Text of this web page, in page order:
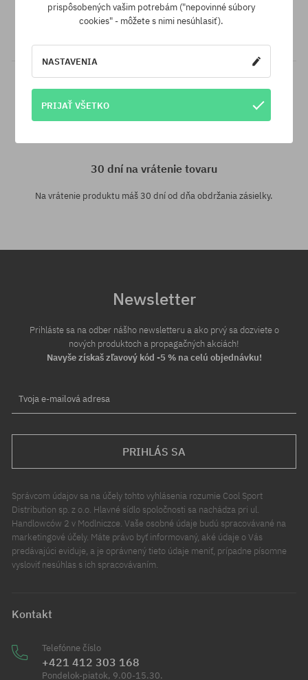
Máme najlepšie ceny, ale keď náhodou nájdeš ten istý produkt v
inom e-shope a s nižšou cenou - špeciálne pre Teba znížime jeho
30 dní na vrátenie tovaru
Na vrátenie produktu máš 30 dní od dňa obdržania zásielky.
Newsletter
Prihláste sa na odber nášho newsletteru a ako prvý sa dozviete o
nových produktoch a propagačných akciách!
Navyše získaš zľavový kód -5 % na celú objednávku!
Tvoja e-mailová adresa
PRIHLÁS SA
Správcom údajov sa na účely tohto vyhlásenia rozumie Cool Sport
Distribution sp. z o.o. Hlavné sídlo spoločnosti sa nachádza pri ul.
Handlowców 2 v Modlniczce. Vaše osobné údaje budú spracovávané na
marketingové účely. Máte právo byť informovaný, aké údaje o Vás
predávajúci eviduje, a je oprávnený tieto údaje meniť, prípadne písomne
vysloviť nesúhlas s ich spracovávaním.
Kontakt
Telefónne číslo
+421 412 303 168
Pondelok-piatok, 9.00-15.30.
prispôsobených vašim potrebám ("nepovinné súbory
cookies" - môžete s nimi nesúhlasiť).
NASTAVENIA
PRIJAŤ VŠETKO